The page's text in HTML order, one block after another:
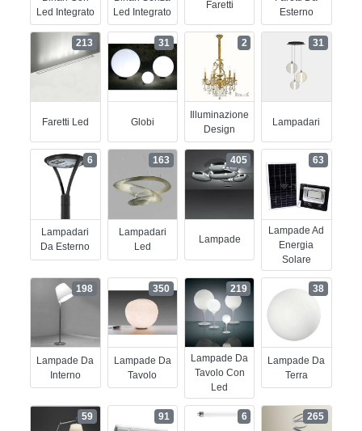
Led Integrato
Led Integrato
Faretti
Esterno
Faretti Led
213
Globi
31
Illuminazione
Design
2
Lampadari
31
Lampadari
Da Esterno
6
Lampadari
Led
163
Lampade
405
Lampade Ad
Energia
Solare
63
Lampade Da
Interno
198
Lampade Da
Tavolo
350
Lampade Da
Tavolo Con
Led
219
Lampade Da
Terra
38
59 91 6 265